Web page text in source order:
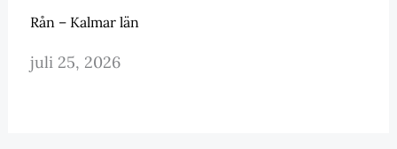
Rån – Kalmar län
juli 25, 2026